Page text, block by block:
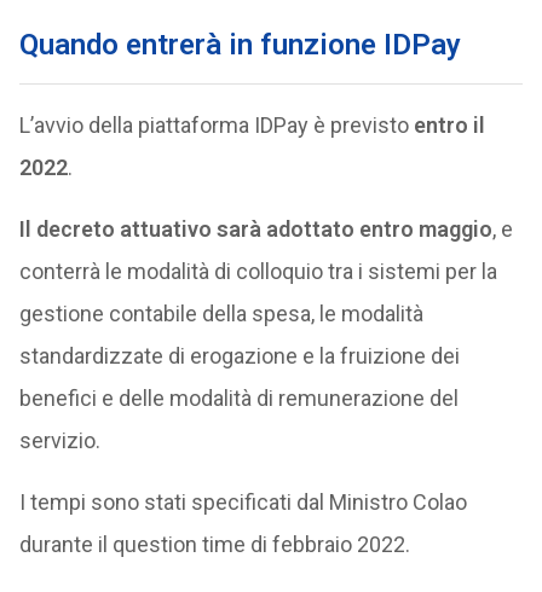
Quando entrerà in funzione IDPay
L’avvio della piattaforma IDPay è previsto entro il
2022.
Il decreto attuativo sarà adottato entro maggio, e
conterrà le modalità di colloquio tra i sistemi per la
gestione contabile della spesa, le modalità
standardizzate di erogazione e la fruizione dei
benefici e delle modalità di remunerazione del
servizio.
I tempi sono stati specificati dal Ministro Colao
durante il question time di febbraio 2022.